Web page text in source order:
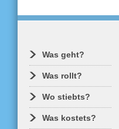
Was geht?
Was rollt?
Wo stiebts?
Was kostets?